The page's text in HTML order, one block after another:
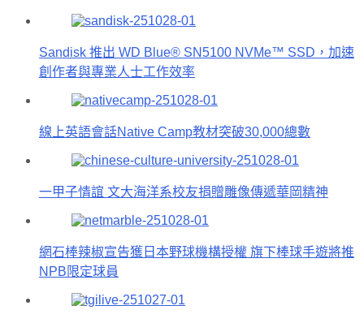
Sandisk 推出 WD Blue® SN5100 NVMe™ SSD，加速
創作者與專業人士工作效率
線上英語會話Native Camp教材突破30,000總數
一甲子情誼 文大海洋系校友捐贈雕像傳遞華岡精神
網石棒辣椒宣告獲日本野球機構授權 旗下棒球手遊將推
NPB限定球員